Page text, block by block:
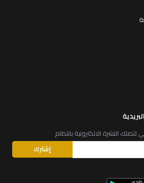
لتصلك النشرة الالكترونية بانتظام